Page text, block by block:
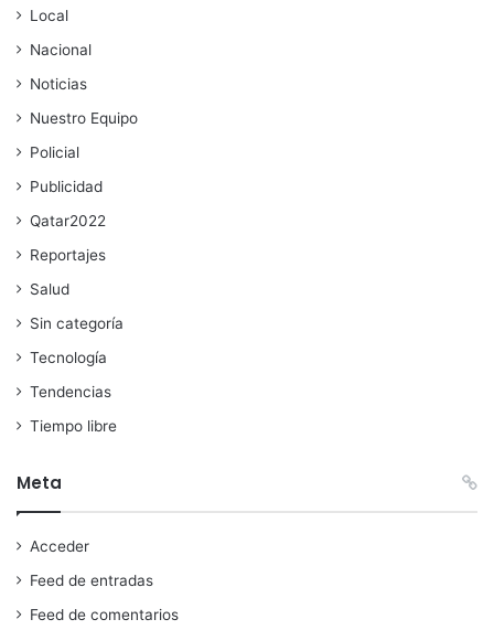
Local
Nacional
Noticias
Nuestro Equipo
Policial
Publicidad
Qatar2022
Reportajes
Salud
Sin categoría
Tecnología
Tendencias
Tiempo libre
Meta
Acceder
Feed de entradas
Feed de comentarios